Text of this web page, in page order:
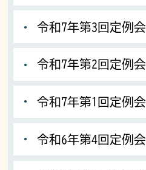
令和7年第3回定例会
令和7年第2回定例会
令和7年第1回定例会
令和6年第4回定例会